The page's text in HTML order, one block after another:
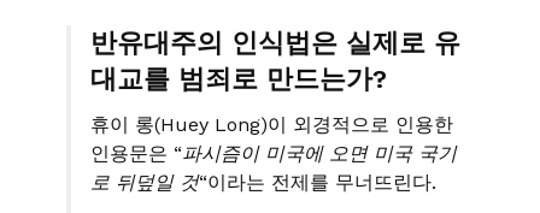
반유대주의 인식법은 실제로 유
대교를 범죄로 만드는가?
휴이 롱(Huey Long)이 외경적으로 인용한
인용문은 “파시즘이 미국에 오면 미국 국기
로 뒤덮일 것“이라는 전제를 무너뜨린다.